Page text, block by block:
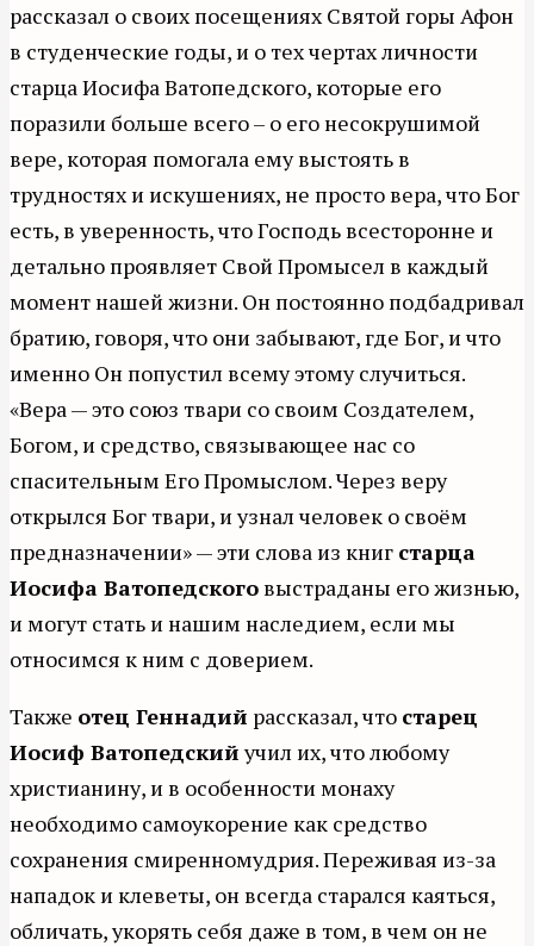
рассказал о своих посещениях Святой горы Афон
в студенческие годы, и о тех чертах личности
старца Иосифа Ватопедского, которые его
поразили больше всего – о его несокрушимой
вере, которая помогала ему выстоять в
трудностях и искушениях, не просто вера, что Бог
есть, в уверенность, что Господь всесторонне и
детально проявляет Свой Промысел в каждый
момент нашей жизни. Он постоянно подбадривал
братию, говоря, что они забывают, где Бог, и что
именно Он попустил всему этому случиться.
«Вера — это союз твари со своим Создателем,
Богом, и средство, связывающее нас со
спасительным Его Промыслом. Через веру
открылся Бог твари, и узнал человек о своём
предназначении» — эти слова из книг старца
Иосифа Ватопедскоговыстраданы его жизнью,
и могут стать и нашим наследием, если мы
относимся к ним с доверием.
Также отец Геннадий рассказал, что старец
Иосиф Ватопедскийучил их, что любому
христианину, и в особенности монаху
необходимо самоукорение как средство
сохранения смиренномудрия. Переживая из-за
нападок и клеветы, он всегда старался каяться,
обличать, укорять себя даже в том, в чем он не